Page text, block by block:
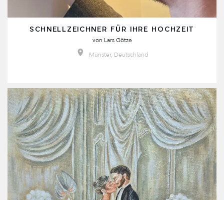
SCHNELLZEICHNER FÜR IHRE HOCHZEIT
von Lars Götze
Münster, Deutschland